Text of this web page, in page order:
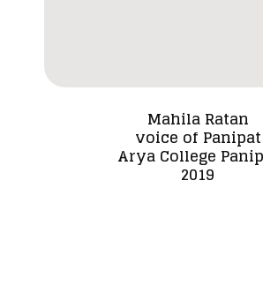
Mahila Ratan
voice of Panipat
Arya College
2019